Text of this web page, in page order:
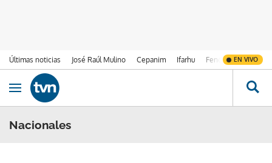
Últimas noticias José Raúl Mulino Cepanim Ifarhu Fenómeno de El
EN VIVO
Ir al contenido
Obrir navegació
Nacionales